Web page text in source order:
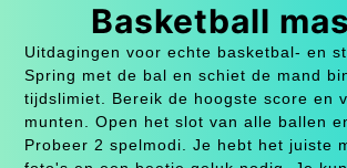
Basketball
Uitdagingen voor echte basketbal- en
Spring met de bal en schiet de mand
tijdslimiet. Bereik de hoogste score en
munten. Open het slot van alle ballen
Probeer 2 spelmodi. Je hebt het juiste